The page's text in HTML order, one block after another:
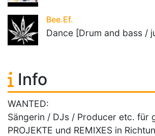
Bee.Ef.
Dance [Drum and bass /
Info
WANTED:
Sängerin / DJs / Producer etc. für
PROJEKTE und REMIXES in